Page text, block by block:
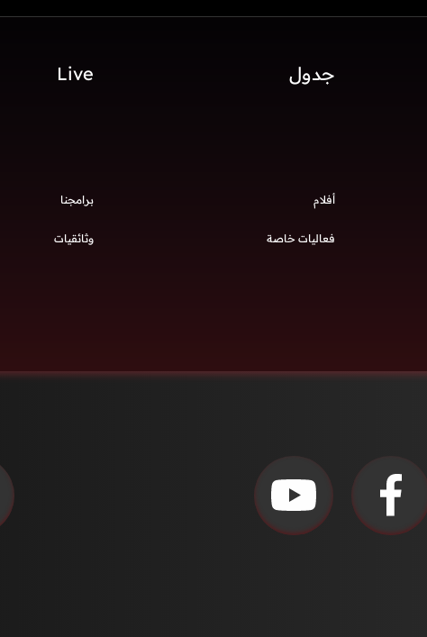
جدول Live
أفلام برامجنا
فعاليات خاصة وثائقيات